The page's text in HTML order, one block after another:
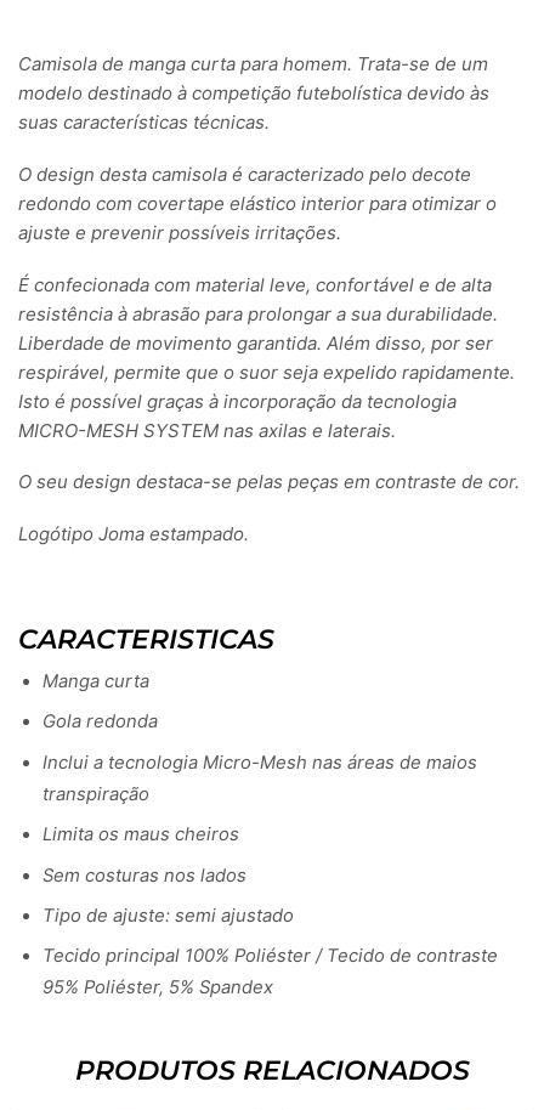
Camisola de manga curta para homem. Trata-se de um
modelo destinado à competição futebolística devido às
suas características técnicas.
O design desta camisola é caracterizado pelo decote
redondo com covertape elástico interior para otimizar o
ajuste e prevenir possíveis irritações.
É confecionada com material leve, confortável e de alta
resistência à abrasão para prolongar a sua durabilidade.
Liberdade de movimento garantida. Além disso, por ser
respirável, permite que o suor seja expelido rapidamente.
Isto é possível graças à incorporação da tecnologia
MICRO-MESH SYSTEM nas axilas e laterais.
O seu design destaca-se pelas peças em contraste de cor.
Logótipo Joma estampado.
CARACTERISTICAS
Manga curta
Gola redonda
Inclui a tecnologia Micro-Mesh nas áreas de maios
transpiração
Limita os maus cheiros
Sem costuras nos lados
Tipo de ajuste: semi ajustado
Tecido principal 100% Poliéster / Tecido de contraste
95% Poliéster, 5% Spandex
PRODUTOS RELACIONADOS